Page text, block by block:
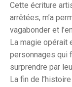
Cette écriture
arrêtées, m’a
vagabonder et
La magie opérait
personnages qui
surprendre par
La fin de